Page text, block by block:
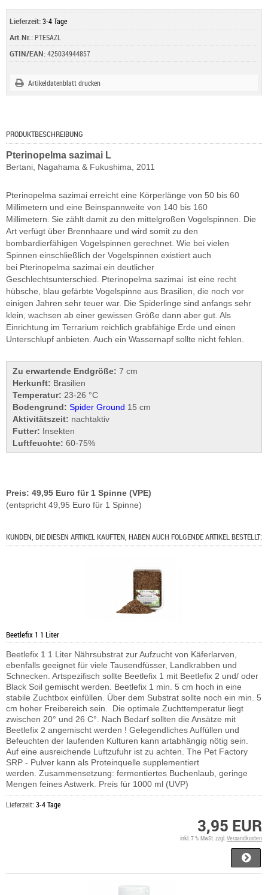
Lieferzeit:3-4 Tage
Art.Nr.:PTESAZL
GTIN/EAN:425034944857
Artikeldatenblatt drucken
PRODUKTBESCHREIBUNG
Pterinopelma sazimai L
Bertani, Nagahama & Fukushima, 2011
Pterinopelma sazimai erreicht eine Körperlänge von 50 bis 60
Millimetern und eine Beinspannweite von 140 bis 160
Millimetern Sie zählt damit zu den mittelgroßen Vogelspinnen. Die
Art verfügt über Brennhaare und wird somit zu den
bombardierfähigen Vogelspinnen gerechnet. Wie bei vielen
Spinnen einschließlich der Vogelspinnen existiert auch
bei Pterinopelma sazimai ein deutlicher
Geschlechtsunterschied. Pterinopelma sazimai ist eine recht
hübsche, blau gefärbte Vogelspinne aus Brasilien, die noch vor
einigen Jahren sehr teuer war. Die Spiderlinge sind anfangs sehr
klein, wachsen ab einer gewissen Größe dann aber gut. Als
Einrichtung im Terrarium reichlich grabfähige Erde und einen
Unterschlupf anbieten. Auch ein Wassernapf sollte nicht fehlen.
Zu erwartende Endgröße: 7 cm
Herkunft: Brasilien
Temperatur: 23-26 °C
Bodengrund: Spider Ground 15 cm
Aktivitätszeit: nachtaktiv
Futter: Insekten
Luftfeuchte: 60-75%
Preis: 49,95 Euro für 1 Spinne (VPE)
(entspricht 49,95 Euro für 1 Spinne)
KUNDEN, DIE DIESEN ARTIKEL KAUFTEN, HABEN AUCH FOLGENDE ARTIKEL BESTELLT:
Beetlefix 1 1 Liter
Beetlefix 1 1 Liter Nährsubstrat zur Aufzucht von Käferlarven,
ebenfalls geeignet für viele Tausendfüsser, Landkrabben und
Schnecken. Artspezifisch sollte Beetlefix 1 mit Beetlefix 2 und/ oder
Black Soil gemischt werden. Beetlefix 1 min. 5 cm hoch in eine
stabile Zuchtbox einfüllen. Über dem Substrat sollte noch ein min. 5
cm hoher Freibereich sein. Die optimale Zuchttemperatur liegt
zwischen 20° und 26 C°. Nach Bedarf sollten die Ansätze mit
Beetlefix 2 angemischt werden ! Gelegendliches Auffüllen und
Befeuchten der laufenden Kulturen kann artabhängig nötig sein.
Auf eine ausreichende Luftzufuhr ist zu achten. The Pet Factory
SRP - Pulver kann als Proteinquelle supplementiert
werden. Zusammensetzung: fermentiertes Buchenlaub, geringe
Mengen feines Astwerk. Preis für 1000 ml (UVP)
Lieferzeit: 3-4 Tage
3,95 EUR
inkl. 7 % MwSt. zzgl.Versandkosten